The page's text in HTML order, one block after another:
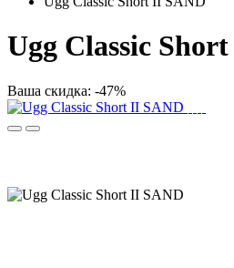
Ugg Classic
Ваша скидка: -47%